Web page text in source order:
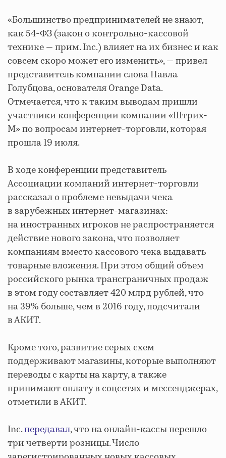
«Большинство предпринимателей не знают,
как 54-ФЗ (закон о контрольно-кассовой
технике — прим. Inc.) влияет на их бизнес и как
совсем скоро может его изменить», — привел
представитель компании слова Павла
Голубцова, основателя Orange Data.
Отмечается, что к таким выводам пришли
участники конференции компании «Штрих-
М» по вопросам интернет-торговли, которая
прошла 19 июля.
В ходе конференции представитель
Ассоциации компаний интернет-торговли
рассказал о проблеме невыдачи чека
в зарубежных интернет-магазинах:
на иностранных игроков не распространяется
действие нового закона, что позволяет
компаниям вместо кассового чека выдавать
товарные вложения. При этом общий объем
российского рынка трансграничных продаж
в этом году составляет 420 млрд рублей, что
на 39% больше, чем в 2016 году, подсчитали
в АКИТ.
Кроме того, развитие серых схем
поддерживают магазины, которые выполняют
переводы с карты на карту, а также
принимают оплату в соцсетях и мессенджерах,
отметили в АКИТ.
Inc.передавал, что на онлайн-кассы перешло
три четверти розницы. Число